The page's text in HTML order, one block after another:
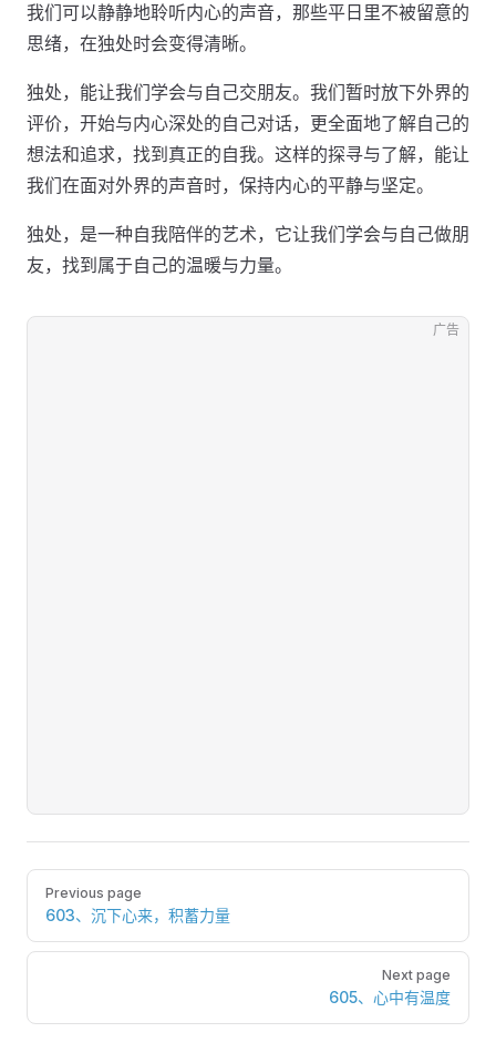
我们可以静静地聆听内心的声音，那些平日里不被留意的
思绪，在独处时会变得清晰。
独处，能让我们学会与自己交朋友。我们暂时放下外界的
评价，开始与内心深处的自己对话，更全面地了解自己的
想法和追求，找到真正的自我。这样的探寻与了解，能让
我们在面对外界的声音时，保持内心的平静与坚定。
独处，是一种自我陪伴的艺术，它让我们学会与自己做朋
友，找到属于自己的温暖与力量。
广告
Pager
Previous page
603、沉下心来，积蓄力量
Next page
605、心中有温度